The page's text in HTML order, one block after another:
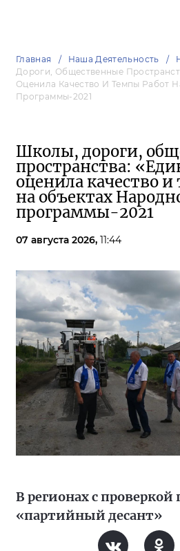
Главная Наша Деятельность
Дороги, Общественные
Оценила Качество И Темпы Работ
Программы-2021
Школы, дороги,
пространства:
оценила качество
на объектах
программы-2021
07 августа 2026, 11:44
В регионах с проверкой
«партийный десант»